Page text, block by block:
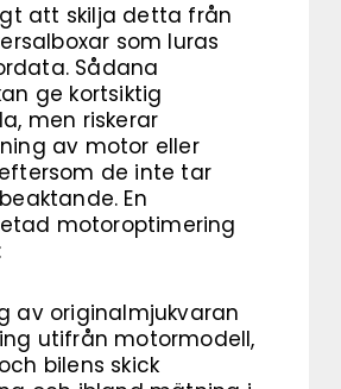
att skilja detta från
som luras
Sådana
ge kortsiktig
men riskerar
av motor eller
de inte tar
En
motoroptimering
av originalmjukvaran
utifrån motormodell,
bilens skick